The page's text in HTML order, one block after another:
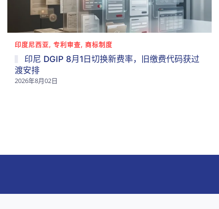
印度尼西亚, 专利审查, 商标制度
印尼 DGIP 8月1日切换新费率，旧缴费代码获过
渡安排
2026年8月02日